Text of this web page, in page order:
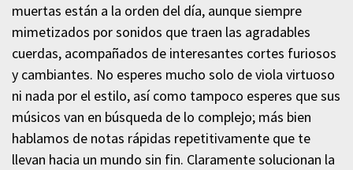
muertas están a la orden del día, aunque siempre
mimetizados por sonidos que traen las agradables
cuerdas, acompañados de interesantes cortes furiosos
y cambiantes. No esperes mucho solo de viola virtuoso
ni nada por el estilo, así como tampoco esperes que sus
músicos van en búsqueda de lo complejo; más bien
hablamos de notas rápidas repetitivamente que te
llevan hacia un mundo sin fin. Claramente solucionan la